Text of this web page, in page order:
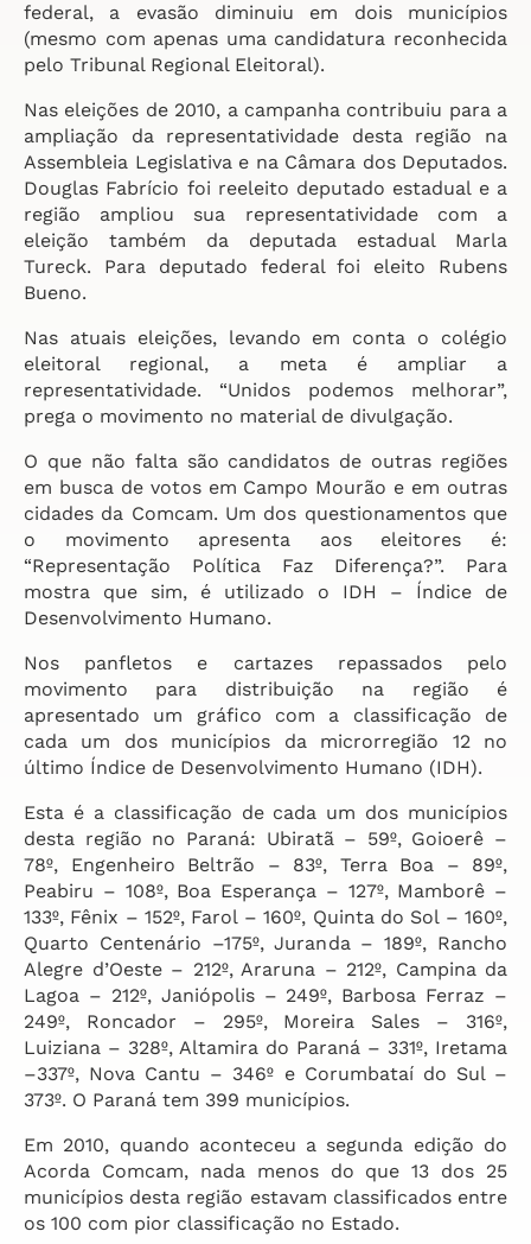
federal, a evasão diminuiu em dois municípios
(mesmo com apenas uma candidatura reconhecida
pelo Tribunal Regional Eleitoral).
Nas eleições de 2010, a campanha contribuiu para a
ampliação da representatividade desta região na
Assembleia Legislativa e na Câmara dos Deputados.
Douglas Fabrício foi reeleito deputado estadual e a
região ampliou sua representatividade com a
eleição também da deputada estadual Marla
Tureck. Para deputado federal foi eleito Rubens
Bueno.
Nas atuais eleições, levando em conta o colégio
eleitoral regional, a meta é ampliar a
representatividade. “Unidos podemos melhorar”,
prega o movimento no material de divulgação.
O que não falta são candidatos de outras regiões
em busca de votos em Campo Mourão e em outras
cidades da Comcam. Um dos questionamentos que
o movimento apresenta aos eleitores é:
“Representação Política Faz Diferença?”. Para
mostra que sim, é utilizado o IDH – Índice de
Desenvolvimento Humano.
Nos panfletos e cartazes repassados pelo
movimento para distribuição na região é
apresentado um gráfico com a classificação de
cada um dos municípios da microrregião 12 no
último Índice de Desenvolvimento Humano (IDH).
Esta é a classificação de cada um dos municípios
desta região no Paraná: Ubiratã – 59º, Goioerê –
78º, Engenheiro Beltrão – 83º, Terra Boa – 89º,
Peabiru – 108º, Boa Esperança – 127º, Mamborê –
133º, Fênix – 152º, Farol – 160º, Quinta do Sol – 160º,
Quarto Centenário –175º, Juranda – 189º, Rancho
Alegre d’Oeste – 212º, Araruna – 212º, Campina da
Lagoa – 212º, Janiópolis – 249º, Barbosa Ferraz –
249º, Roncador – 295º, Moreira Sales – 316º,
Luiziana – 328º, Altamira do Paraná – 331º, Iretama
–337º, Nova Cantu – 346º e Corumbataí do Sul –
373º. O Paraná tem 399 municípios.
Em 2010, quando aconteceu a segunda edição do
Acorda Comcam, nada menos do que 13 dos 25
municípios desta região estavam classificados entre
os 100 com pior classificação no Estado.